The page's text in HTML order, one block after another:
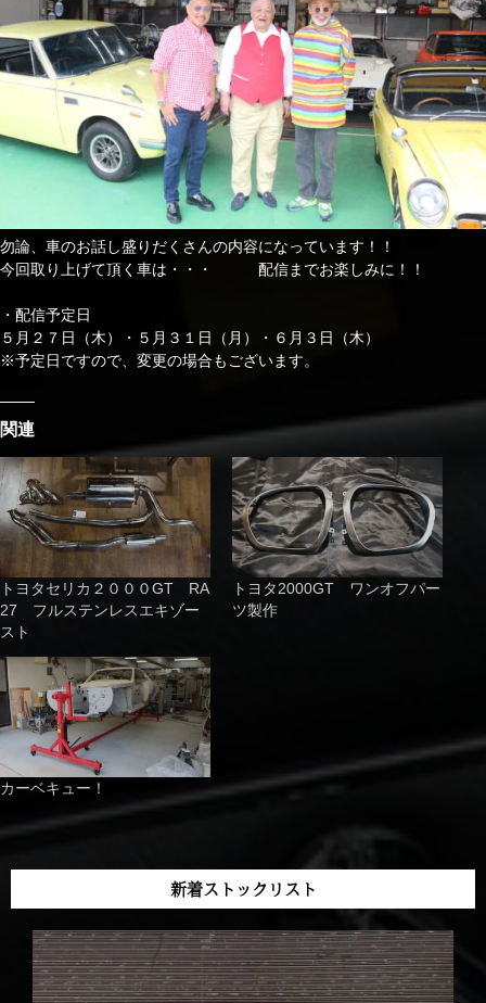
勿論、車のお話し盛りだくさんの内容になっています！！
今回取り上げて頂く車は・・・ 配信までお楽しみに！！
・配信予定日
５月２７日（木）・５月３１日（月）・６月３日（木）
※予定日ですので、変更の場合もございます。
関連
トヨタセリカ２０００GT RA
27 フルステンレスエキゾー
スト
トヨタ2000GT ワンオフパー
ツ製作
カーベキュー！
新着ストックリスト